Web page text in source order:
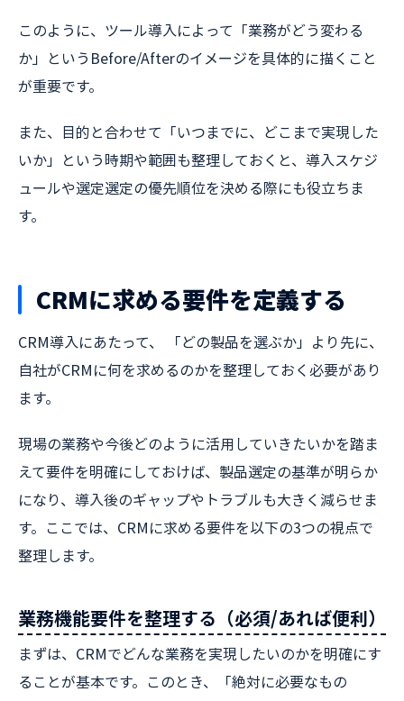
このように、ツール導入によって「業務がどう変わる
か」というBefore/Afterのイメージを具体的に描くこと
が重要です。
また、目的と合わせて「いつまでに、どこまで実現した
いか」という時期や範囲も整理しておくと、導入スケジ
ュールや選定選定の優先順位を決める際にも役立ちま
す。
CRMに求める要件を定義する
CRM導入にあたって、 「どの製品を選ぶか」より先に、
自社がCRMに何を求めるのかを整理しておく必要があり
ます。
現場の業務や今後どのように活用していきたいかを踏ま
えて要件を明確にしておけば、製品選定の基準が明らか
になり、導入後のギャップやトラブルも大きく減らせま
す。ここでは、CRMに求める要件を以下の3つの視点で
整理します。
業務機能要件を整理する（必須/あれば便利）
まずは、CRMでどんな業務を実現したいのかを明確にす
ることが基本です。このとき、「絶対に必要なもの